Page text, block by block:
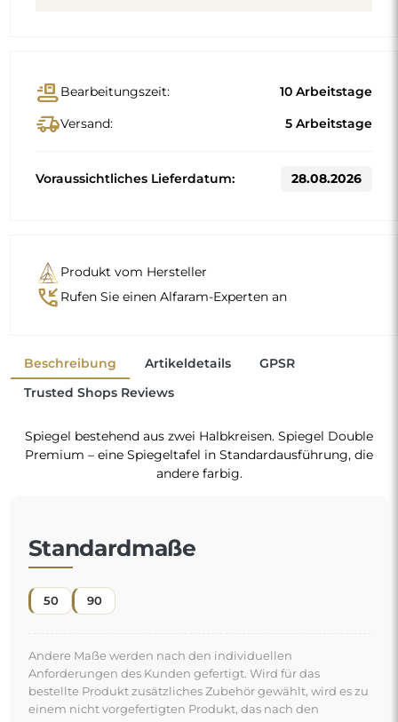
conveyor_beltBearbeitungszeit: 10 Arbeitstage
delivery_truck_speedVersand: 5 Arbeitstage
Voraussichtliches Lieferdatum: 28.08.2026
Produkt vom Hersteller
phone_callback Rufen Sie einen Alfaram-Experten an
Beschreibung Artikeldetails
GPSR
Trusted Shops Reviews
Spiegel bestehend aus zwei Halbkreisen. Spiegel Double
Premium – eine Spiegeltafel in Standardausführung, die
andere farbig.
Standardmaße
50 90
Andere Maße werden nach den individuellen
Anforderungen des Kunden gefertigt. Wird für das
bestellte Produkt zusätzliches Zubehör gewählt, wird es zu
einem nicht vorgefertigten Produkt, das nach den